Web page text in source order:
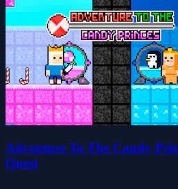
Adventure To The Candy
Quest